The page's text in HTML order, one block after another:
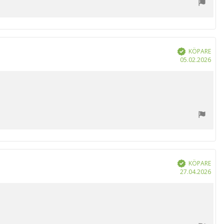
Bekräftad
KÖPARE
05.02.2026
Bekräftad
KÖPARE
27.04.2026